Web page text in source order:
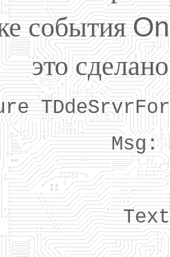
события
это